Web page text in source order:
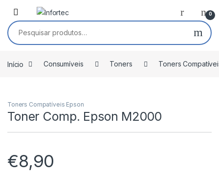
Saltar para navegação
Pular para o conteúdo
0
Pesquisar por:
Início Consumíveis Toners Toners
Toners Compatíveis Epson
Toner Comp. Epson M2000
€8,90